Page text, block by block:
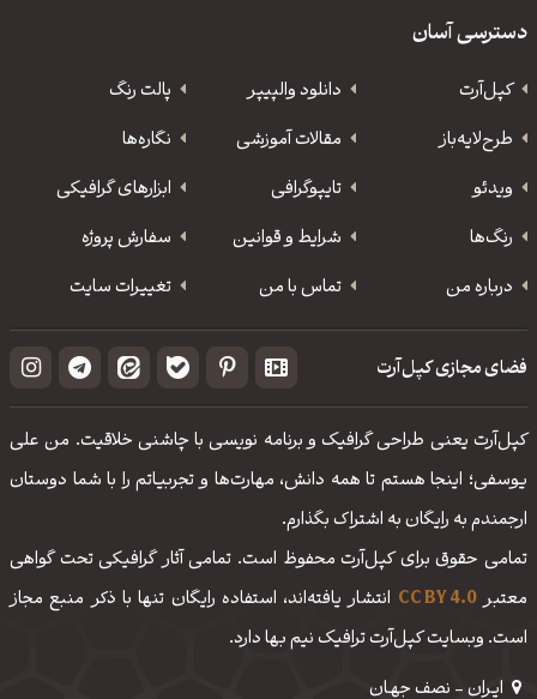
دسترسی آسان
کپل‌آرت دانلود‌ والپیپر
پالت رنگ
طرح‌لایه‌باز
مقالات آموزشی
نگاره‌ها
ویدئو
‌تایپوگرافی
ابزارهای گرافیکی
رنگ‌ها
شرایط و قوانین
سفارش پروژه
درباره من
تماس با من تغییرات سایت
فضای مجازی کپل‌آرت
کپل‌آرت یعنی طراحی گرافیک و برنامه نویسی با چاشنی خلاقیت. من علی
یوسفی؛ اینجا هستم تا همه دانش، مهارت‌‌ها و تجربیاتم را با شما دوستان
ارجمندم به رایگان به اشتراک بگذارم.
تمامی حقوق برای کپل‌آرت محفوظ است. تمامی آثار گرافیکی تحت گواهی
معتبرCC BY 4.0 انتشار یافته‌اند، استفاده رایگان تنها با ذکر منبع مجاز
است. وبسایت کپل‌آرت ترافیک نیم بها دارد.
ایـران - نصف جهـان